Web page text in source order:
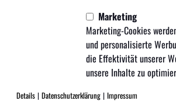
Marketing
Marketing-Cookies
und personalisierte
die Effektivität unserer
unsere Inhalte zu
Details | Datenschutzerklärung | Impressum